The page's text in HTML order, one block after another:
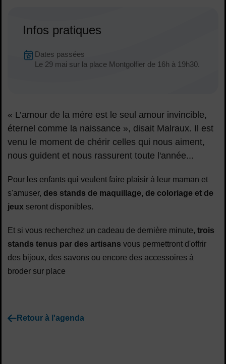
Infos pratiques
Dates :
Dates en cours
Dates passées
Le 29 mai sur la place Montgolfier de 16h à 19h30.
« L’amour de la mère est le seul amour invincible,
éternel comme la naissance », disait Malraux. Il est
venu le moment de chérir celles qui nous aiment,
nous guident et nous rassurent toute l'année...
Pour les enfants qui veulent faire plaisir à leur maman et
s'amuser, des stands de maquillage, de coloriage et de
jeux seront disponibles.
Et si vous recherchez un cadeau de dernière minute, trois
stands tenus par des artisans vous permettront d'offrir
des bijoux, des savons ou encore des accessoires à
broder sur place
Retour à l'agenda